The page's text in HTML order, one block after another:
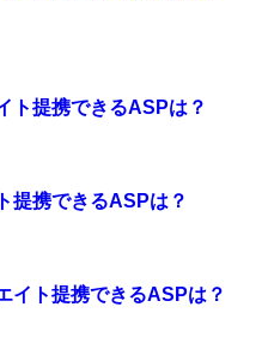
ト提携できるASPは？
提携できるASPは？
イト提携できるASPは？